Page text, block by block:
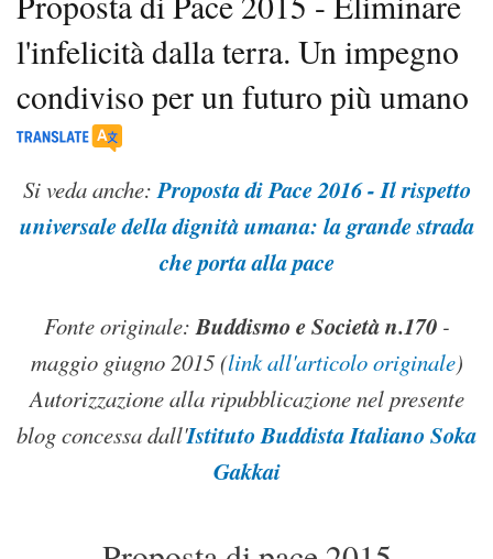
l'infelicità dalla terra. Un impegno
condiviso per un futuro più umano
Si veda anche:Proposta di Pace 2016 - Il rispetto
universale della dignità umana: la grande strada
che porta alla pace
Fonte originale:Buddismo e Società n.170-
maggio giugno 2015 (link all'articolo originale)
Autorizzazione alla ripubblicazione nel presente
blog concessa dall'Istituto Buddista Italiano Soka
Gakkai